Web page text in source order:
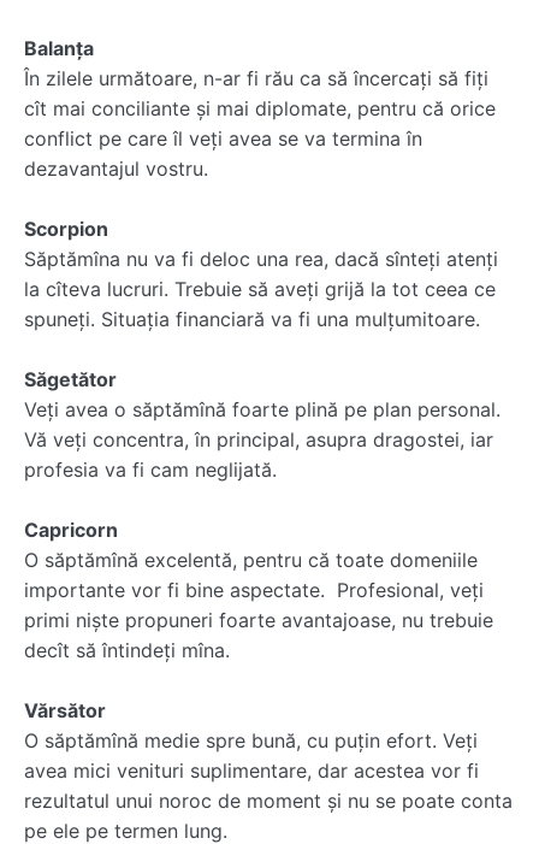
Balanţa
În zilele următoare, n-ar fi rău ca să încercaţi să fiţi
cît mai conciliante şi mai diplomate, pentru că orice
conflict pe care îl veţi avea se va termina în
dezavantajul vostru.
Scorpion
Săptămîna nu va fi deloc una rea, dacă sînteţi atenţi
la cîteva lucruri. Trebuie să aveţi grijă la tot ceea ce
spuneţi. Situaţia financiară va fi una mulţumitoare.
Săgetător
Veţi avea o săptămînă foarte plină pe plan personal.
Vă veţi concentra, în principal, asupra dragostei, iar
profesia va fi cam neglijată.
Capricorn
O săptămînă excelentă, pentru că toate domeniile
importante vor fi bine aspectate. Profesional, veţi
primi nişte propuneri foarte avantajoase, nu trebuie
decît să întindeţi mîna.
Vărsător
O săptămînă medie spre bună, cu puţin efort. Veţi
avea mici venituri suplimentare, dar acestea vor fi
rezultatul unui noroc de moment şi nu se poate conta
pe ele pe termen lung.